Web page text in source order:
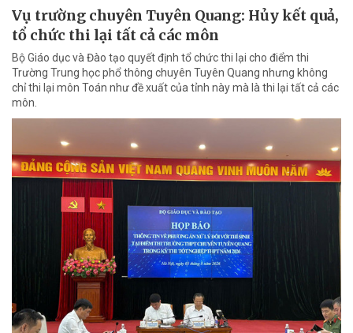
Vụ trường chuyên Tuyên Quang: Hủy kết quả,
tổ chức thi lại tất cả các môn
Bộ Giáo dục và Đào tạo quyết định tổ chức thi lại cho điểm thi
Trường Trung học phổ thông chuyên Tuyên Quang nhưng không
chỉ thi lại môn Toán như đề xuất của tỉnh này mà là thi lại tất cả các
môn.